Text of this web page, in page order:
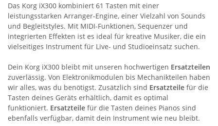
Das Korg iX300 kombiniert 61 Tasten mit einer
leistungsstarken Arranger-Engine, einer Vielzahl von Sounds
und Begleitstyles. Mit MIDI-Funktionen, Sequenzer und
integrierten Effekten ist es ideal für kreative Musiker, die ein
vielseitiges Instrument für Live- und Studioeinsatz suchen.
Dein Korg iX300 bleibt mit unseren hochwertigen Ersatzteilen
zuverlässig. Von Elektronikmodulen bis Mechanikteilen haben
wir alles, was du benötigst. Zusätzlich sind Ersatzteile für die
Tasten deines Geräts erhältlich, damit es optimal
funktioniert. Ersatzteile für die Tasten deines Pianos sind
ebenfalls verfügbar, damit dein Instrument wie neu bleibt.